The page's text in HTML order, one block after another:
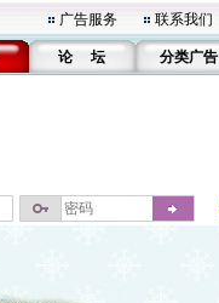
广告服务 联系我们
论 坛 分类广告